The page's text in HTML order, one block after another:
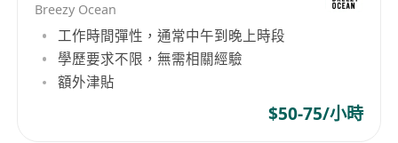
Breezy Ocean
工作時間彈性，通常中午到晚上時段
學歷要求不限，無需相關經驗
額外津貼
$50-75/小時